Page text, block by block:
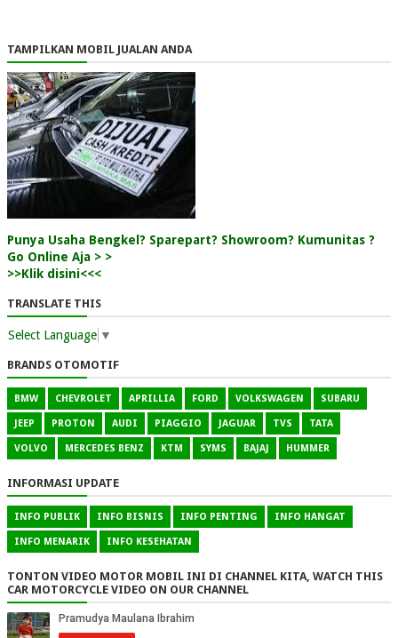
TAMPILKAN MOBIL JUALAN ANDA
Punya Usaha Bengkel? Sparepart? Showroom? Kumunitas ?
Go Online Aja > >
>>Klik disini<<<
TRANSLATE THIS
Select Language ▼
BRANDS OTOMOTIF
BMW CHEVROLET APRILLIA FORD VOLKSWAGEN SUBARU
JEEP PROTON AUDI PIAGGIO JAGUAR TVS TATA
VOLVO MERCEDES BENZ KTM SYMS BAJAJ HUMMER
INFORMASI UPDATE
INFO PUBLIK INFO BISNIS INFO PENTING INFO HANGAT
INFO MENARIK INFO KESEHATAN
TONTON VIDEO MOTOR MOBIL INI DI CHANNEL KITA, WATCH THIS
CAR MOTORCYCLE VIDEO ON OUR CHANNEL